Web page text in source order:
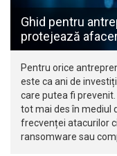
Ghid pentru
protejează
Pentru orice
este ca ani de
care putea fi
tot mai des în mediul
frecvenței atacurilor
ransomware sau